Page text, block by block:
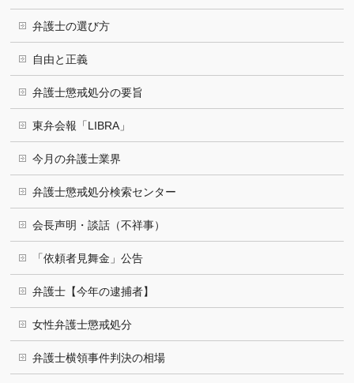
弁護士の選び方
自由と正義
弁護士懲戒処分の要旨
東弁会報「LIBRA」
今月の弁護士業界
弁護士懲戒処分検索センター
会長声明・談話（不祥事）
「依頼者見舞金」公告
弁護士【今年の逮捕者】
女性弁護士懲戒処分
弁護士横領事件判決の相場